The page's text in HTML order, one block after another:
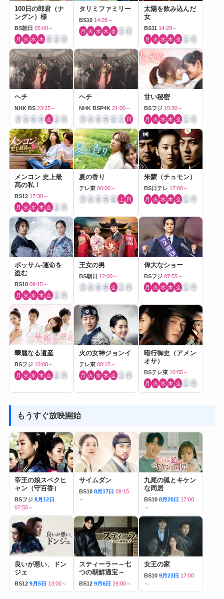
100日の郎君（ナ
ングン）様
BS朝日 05:00～
月 火 水 木 金 土 日
タリミファミリー
BS10 14:05～
月 火 水 木 金 土 日
太陽を飲み込んだ
女
BS11 14:29～
月 火 水 木 金 土 日
ヘチ
NHK BS 23:25～
月 火 水 木 金 土 日
ヘチ
NHK BSP4K 21:00～
月 火 水 木 金 土 日
甘い秘密
BSフジ 15:30～
月 火 水 木 金 土 日
メンコン 史上最
高の私！
BS12 17:30～
月 火 水 木 金 土 日
夏の香り
テレ東 06:00～
月 火 水 木 金 土 日
朱蒙（チュモン）
BS日テレ 17:00～
月 火 水 木 金 土 日
ポッサム-運命を
盗む
BS10 09:15～
月 火 水 木 金 土 日
王女の男
BS朝日 12:00～
月 火 水 木 金 土 日
偉大なショー
BSフジ 07:55～
月 火 水 木 金 土 日
華麗なる遺産
BSフジ 10:00～
月 火 水 木 金 土 日
火の女神ジョンイ
テレ東 08:15～
月 火 水 木 金 土 日
暗行御史（アメン
オサ）
BSテレ東 10:55～
月 火 水 木 金 土 日
もうすぐ放映開始
帝王の娘スベクヒ
ャン（守百香）
BSフジ 8月12日
07:55～
サイムダン
BS10 8月17日 09:15
～
九尾の狐とキケン
な同居
BS10 8月20日 17:00
～
良いが悪い、ドン
ジェ
BS12 9月5日 13:00～
スティーラー～七
つの朝鮮通宝～
BS12 9月6日 26:00～
女王の家
BS10 9月23日 17:00
～